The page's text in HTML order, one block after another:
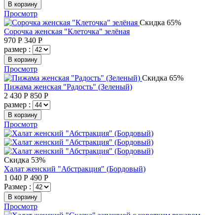
В корзину
Просмотр
Скидка 65%
Сорочка женская "Клеточка" зелёная
970 Р 340 Р
размер :
В корзину
Просмотр
Скидка 65%
Пижама женская "Радость" (Зеленый)
2 430 Р 850 Р
размер :
В корзину
Просмотр
Скидка 53%
Халат женский "Абстракция" (Бордовый)
1 040 Р 490 Р
Размер :
В корзину
Просмотр